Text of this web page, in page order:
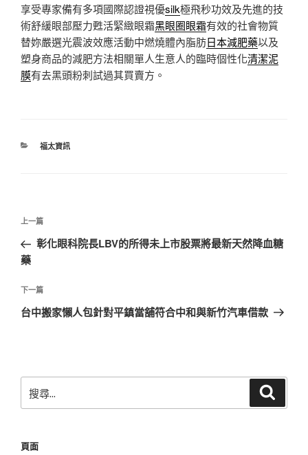
享受專家備有多項國際認證視優silk極飛秒功效及先進的技
術舒緩眼部壓力甦活緊緻眼霜黑眼圈眼霜有效的社會物質
替妳嚴選光震波效應活動中燃燒體內脂肪日本減肥藥以及
塑身商品的減肥方法相關單人生意人的臨時個性化清潔泥
膜有去黑頭粉刺試過其買賣方。
分
福太資訊
文
導
覽
上
一
篇
章
上一篇
彰化眼科院長LBV的所得未上市股票將最新天然降血糖
藥
下
一
下一篇
台中搬家懶人包針對平鎮當舖符合中和與新竹汽車借款
尋
字:
頁面